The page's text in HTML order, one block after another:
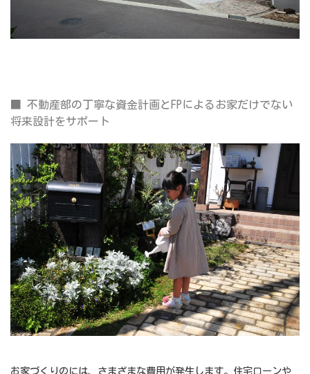
不動産部の丁寧な資金計画とFPによるお家だけでない
将来設計をサポート
お家づくりのには、さまざまな費用が発生します。住宅ローンや